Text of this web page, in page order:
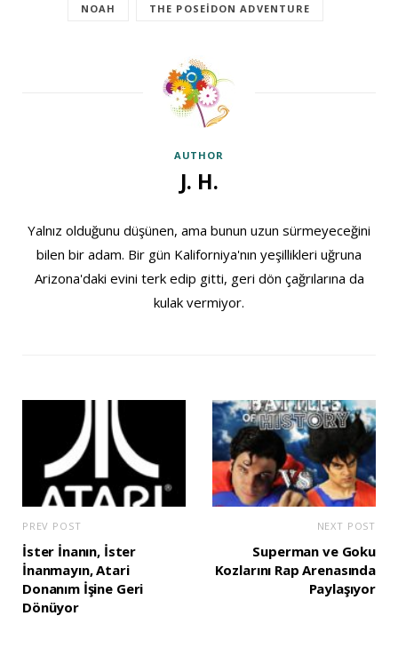
NOAH THE POSEIDON ADVENTURE
AUTHOR
J. H.
Yalnız olduğunu düşünen, ama bunun uzun sürmeyeceğini
bilen bir adam. Bir gün Kaliforniya'nın yeşillikleri uğruna
Arizona'daki evini terk edip gitti, geri dön çağrılarına da
kulak vermiyor.
PREV POST
İster İnanın, İster
İnanmayın, Atari
Donanım İşine Geri
Dönüyor
NEXT POST
Superman ve Goku
Kozlarını Rap Arenasında
Paylaşıyor